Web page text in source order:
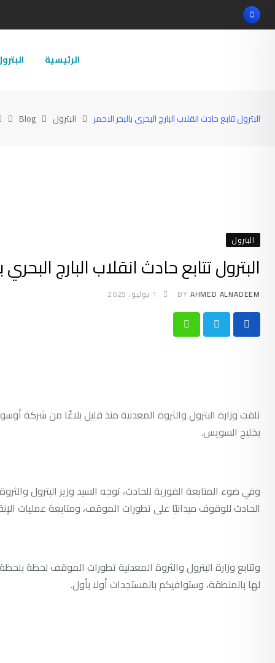
Skip
to
الرئيسية
البترول تتابع حادث انقلاب البارج البحري بالبحر الاحمر البترول Blog
البترول
البترول تتابع حادث انقلاب البارج البحري
BY AHMED ALNADEEM 1 يوليو، 2025
Whatsapp
بخليج السويس.
وفي ضوء المتابعة الفورية للحادث، توجه السيد وزير البترول
الحادث للوقوف ميدانيًا على تطورات الموقف، ومتابعة عمليات
وتتابع وزارة البترول والثروة المعدنية تطورات الموقف لحظة
لها بالمنطقة، وستوافيكم بالمستجدات أولا بأول.